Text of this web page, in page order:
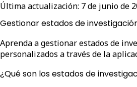
Última actualización: 7 de junio de
Gestionar estados de
Aprenda a gestionar estados de
personalizados a través de la
¿Qué son los estados de